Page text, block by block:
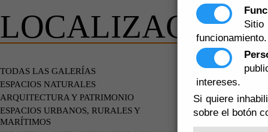
funcionamiento.
intereses.
Si quiere
sobre el botón
TODAS LAS GALERÍAS
ESPACIOS NATURALES
ARQUITECTURA Y PATRIMONIO
ESPACIOS URBANOS, RURALES Y
MARÍTIMOS